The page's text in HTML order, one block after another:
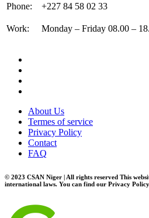
Phone:
+227 84 58 02 33
Work: Monday – Friday 08.00 –
About Us
Termes of service
Privacy Policy
Contact
FAQ
© 2023 CSAN Niger | All rights reserved This
international laws. You can find our Privacy Policy